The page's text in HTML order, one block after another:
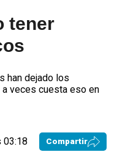
tener
han dejado los
veces cuesta eso en
03:18 Compartir